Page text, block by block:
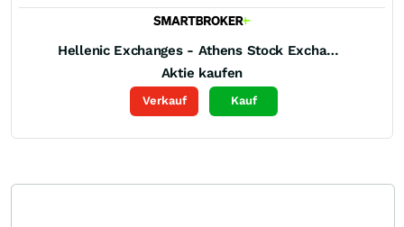
Hellenic Exchanges - Athens Stock Exchange
Aktie kaufen
Verkauf Kauf